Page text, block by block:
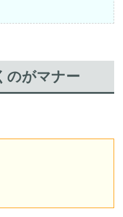
のがマナー